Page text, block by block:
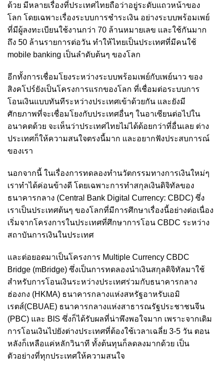
ด้วย มีหลายเรื่องที่ประเทศไทยถือว่าอยู่ระดับแถวหน้าของ
โลก โดยเฉพาะเรื่องระบบการชำระเงิน อย่างระบบพร้อมเพย์
ที่มีผู้ลงทะเบียนใช้งานกว่า 70 ล้านหมายเลข และใช้กันมาก
ถึง 50 ล้านรายการต่อวัน ทำให้ไทยเป็นประเทศที่มีคนใช้
mobile banking เป็นลำดับต้นๆ ของโลก
อีกทั้งการเชื่อมโยงระหว่างระบบพร้อมเพย์กับเพย์นาว ของ
สิงคโปร์ยังเป็นโครงการแรกของโลก ที่เชื่อมต่อระบบการ
โอนเงินแบบทันทีระหว่างประเทศเข้าด้วยกัน และยังมี
ศักยภาพที่จะเชื่อมโยงกับประเทศอื่นๆ ในอาเซียนต่อไปใน
อนาคตด้วย จะเห็นว่าประเทศไทยไม่ได้ด้อยกว่าที่อื่นเลย ต่าง
ประเทศก็ให้ความสนใจตรงนี้มาก และอยากฟังประสบการณ์
ของเรา
นอกจากนี้ ในเรื่องการทดลองทำนวัตกรรมทางการเงินใหม่ๆ
เราทำได้ค่อนข้างดี โดยเฉพาะการทำสกุลเงินดิจิทัลของ
ธนาคารกลาง (Central Bank Digital Currency: CBDC) ซึ่ง
เราเป็นประเทศต้นๆ ของโลกที่มีการศึกษาเรื่องนี้อย่างต่อเนื่อง
เริ่มจากโครงการในประเทศที่ศึกษาการโอน CBDC ระหว่าง
สถาบันการเงินในประเทศ
และต่อยอดมาเป็นโครงการ Multiple Currency CBDC
Bridge (mBridge) ซึ่งเป็นการทดลองนำเงินสกุลดิจิทัลมาใช้
สำหรับการโอนเงินระหว่างประเทศร่วมกับธนาคารกลาง
ฮ่องกง (HKMA) ธนาคารกลางแห่งสหรัฐอาหรับเอมิ
เรตส์(CBUAE) ธนาคารกลางแห่งสาธารณรัฐประชาชนจีน
(PBC) และ BIS ซึ่งก็ได้รับผลที่น่าพึงพอใจมาก เพราะจากเดิม
การโอนเงินไปยังต่างประเทศที่ต้องใช้เวลาเฉลี่ย 3-5 วัน ตอน
หลังก็เหลือแค่หลักวินาที ทั้งต้นทุนก็ลดลงมากด้วย เป็น
ตัวอย่างที่ทุกประเทศให้ความสนใจ